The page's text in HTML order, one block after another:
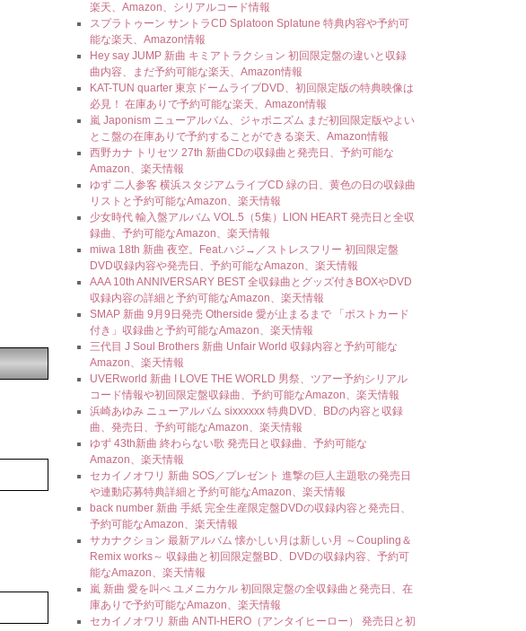
楽天、Amazon、シリアルコード情報
スプラトゥーン サントラCD Splatoon Splatune 特典内容や予約可
能な楽天、Amazon情報
Hey say JUMP 新曲 キミアトラクション 初回限定盤の違いと収録
曲内容、まだ予約可能な楽天、Amazon情報
KAT-TUN quarter 東京ドームライブDVD、初回限定版の特典映像は
必見！ 在庫ありで予約可能な楽天、Amazon情報
嵐 Japonism ニューアルバム、ジャポニズム まだ初回限定版やよい
とこ盤の在庫ありで予約することができる楽天、Amazon情報
西野カナ トリセツ 27th 新曲CDの収録曲と発売日、予約可能な
Amazon、楽天情報
ゆず 二人参客 横浜スタジアムライブCD 緑の日、黄色の日の収録曲
リストと予約可能なAmazon、楽天情報
少女時代 輸入盤アルバム VOL.5（5集）LION HEART 発売日と全収
録曲、予約可能なAmazon、楽天情報
miwa 18th 新曲 夜空。Feat.ハジ→／ストレスフリー 初回限定盤
DVD収録内容や発売日、予約可能なAmazon、楽天情報
AAA 10th ANNIVERSARY BEST 全収録曲とグッズ付きBOXやDVD
収録内容の詳細と予約可能なAmazon、楽天情報
SMAP 新曲 9月9日発売 Otherside 愛が止まるまで 「ポストカード
付き」収録曲と予約可能なAmazon、楽天情報
三代目 J Soul Brothers 新曲 Unfair World 収録内容と予約可能な
Amazon、楽天情報
UVERworld 新曲 I LOVE THE WORLD 男祭、ツアー予約シリアル
コード情報や初回限定盤収録曲、予約可能なAmazon、楽天情報
浜崎あゆみ ニューアルバム sixxxxxx 特典DVD、BDの内容と収録
曲、発売日、予約可能なAmazon、楽天情報
ゆず 43th新曲 終わらない歌 発売日と収録曲、予約可能な
Amazon、楽天情報
セカイノオワリ 新曲 SOS／プレゼント 進撃の巨人主題歌の発売日
や連動応募特典詳細と予約可能なAmazon、楽天情報
back number 新曲 手紙 完全生産限定盤DVDの収録内容と発売日、
予約可能なAmazon、楽天情報
サカナクション 最新アルバム 懐かしい月は新しい月 ～Coupling＆
Remix works～ 収録曲と初回限定盤BD、DVDの収録内容、予約可
能なAmazon、楽天情報
嵐 新曲 愛を叫べ ユメニカケル 初回限定盤の全収録曲と発売日、在
庫ありで予約可能なAmazon、楽天情報
セカイノオワリ 新曲 ANTI-HERO（アンタイヒーロー） 発売日と初